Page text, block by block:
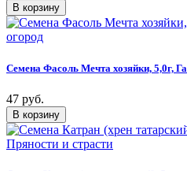
Семена Фасоль Мечта хозяйки, 5,0г,
47 руб.